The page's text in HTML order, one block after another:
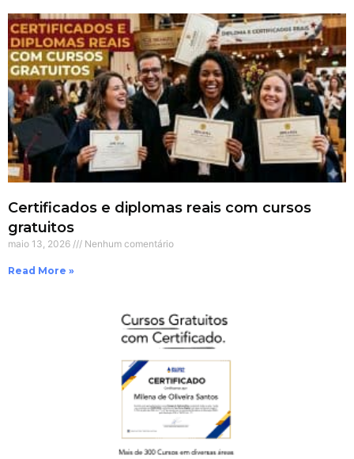
Certificados e diplomas reais com cursos
gratuitos
maio 13, 2026 Nenhum comentário
Read More »